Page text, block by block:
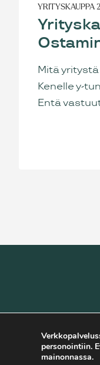
YRITYSKAUPPA
Mitä
Kenelle y-
Entä
personointiin.
mainonnassa.